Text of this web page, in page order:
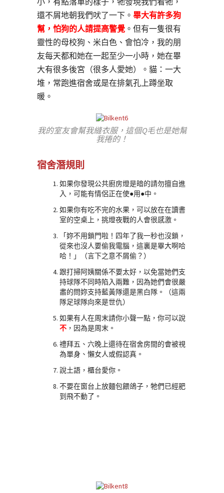
還不屑地朝我們吠了一下。 畢大有許多狗
幫，怕狗的人請提高警覺 。但有一隻很有
靈性的母校狗、米白色、會怕冷，我的朋
友每天都和她在一起至少一小時，她在畢
大有很多後宮（很多人愛她）。貓：一大
堆，常跑進宿舍或是在排氣孔上蹲坐取
暖。
我的室友會幫我縫衣服，這個Q毛也是她幫
我捲的！
宿舍潛規則
如果你發現公共廚房燈是暗的請勿擅自進
入，可能有情侶正在使●用●中。
如果你有吃不完的水果，可以放在在讀書
室的空桌上，挑燈夜戰的人會很感激。
「妳不用鎖門啦！四年了我一秒也沒鎖，
從來也沒人要偷我電腦，這裏是畢大啊哈
哈！」（言下之意不屑偷？）
跟打掃阿姨關係不要太好，以免當她們支
持球隊不同時陷入兩難，因為她們會很嚴
肅的問妳支持藍黃隊還是黑白隊。（這兩
隊足球隊向來是世仇）
如果有人在周末請你小聲一點，你可以說
不 ，因為是周末。
禮拜五、六晚上還待在宿舍房間的會被視
為單身、懶女人或假認真。
說土語，櫃台愛你。
不要在窗台上放麵包餵鴿子，牠們已經肥
到飛不動了。